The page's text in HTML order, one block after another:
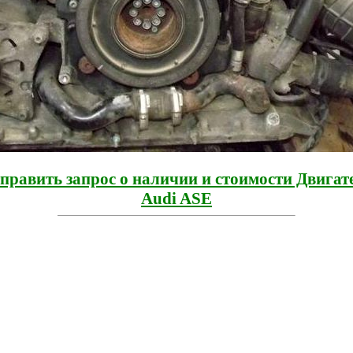
запрос о наличии и стоимости
Audi ASE